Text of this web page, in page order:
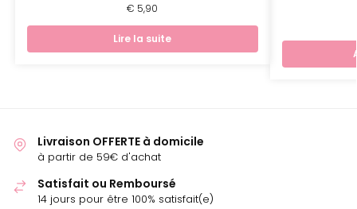
€ 5,90
Lire la suite
Livraison OFFERTE à domicile
à partir de 59€ d'achat
Satisfait ou Remboursé
14 jours pour être 100% satisfait(e)